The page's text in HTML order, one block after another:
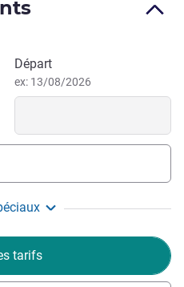
Pho Khao Yai, Buddha
Départ
ex: 13/08/2026
tarifs